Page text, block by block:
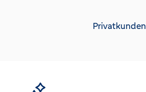
Privatkunden